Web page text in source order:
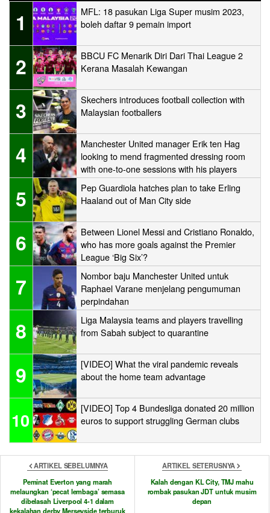
1
MFL: 18 pasukan Liga Super musim 2023,
boleh daftar 9 pemain import
2
BBCU FC Menarik Diri Dari Thai League 2
Kerana Masalah Kewangan
3
Skechers introduces football collection with
Malaysian footballers
4
Manchester United manager Erik ten Hag
looking to mend fragmented dressing room
with one-to-one sessions with his players
5
Pep Guardiola hatches plan to take Erling
Haaland out of Man City side
6
Between Lionel Messi and Cristiano Ronaldo,
who has more goals against the Premier
League ‘Big Six’?
7
Nombor baju Manchester United untuk
Raphael Varane menjelang pengumuman
perpindahan
8
Liga Malaysia teams and players travelling
from Sabah subject to quarantine
9
[VIDEO] What the viral pandemic reveals
about the home team advantage
10
[VIDEO] Top 4 Bundesliga donated 20 million
euros to support struggling German clubs
ARTIKEL SEBELUMNYA
Peminat Everton yang marah
melaungkan ‘pecat lembaga’ semasa
dibelasah Liverpool 4-1 dalam
kekalahan derby Merseyside terburuk
ARTIKEL SETERUSNYA
Kalah dengan KL City, TMJ mahu
rombak pasukan JDT untuk musim
depan